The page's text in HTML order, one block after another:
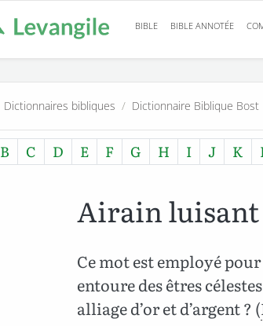
BIBLE BIBLE ANNOTÉE
Dictionnaires bibliques / Dictionnaire Biblique Bost
B C D E F G H I J K
Airain luisant
Ce mot est employé
entoure des êtres
alliage d’or et d’argent ? (